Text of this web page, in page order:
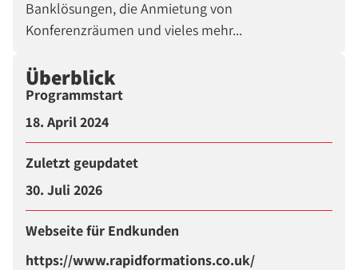
Banklösungen, die Anmietung von
Konferenzräumen und vieles mehr...
Überblick
Programmstart
18. April 2024
Zuletzt geupdatet
30. Juli 2026
Webseite für Endkunden
https://www.rapidformations.co.uk/